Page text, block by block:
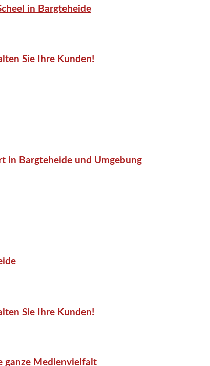
in Bargteheide
Sie Ihre Kunden!
in Bargteheide und Umgebung
Sie Ihre Kunden!
ganze Medienvielfalt